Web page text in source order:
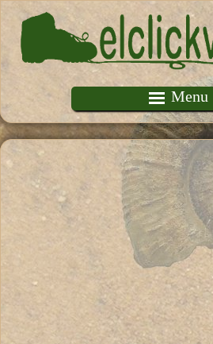
Pasar al contenido principal
Menu